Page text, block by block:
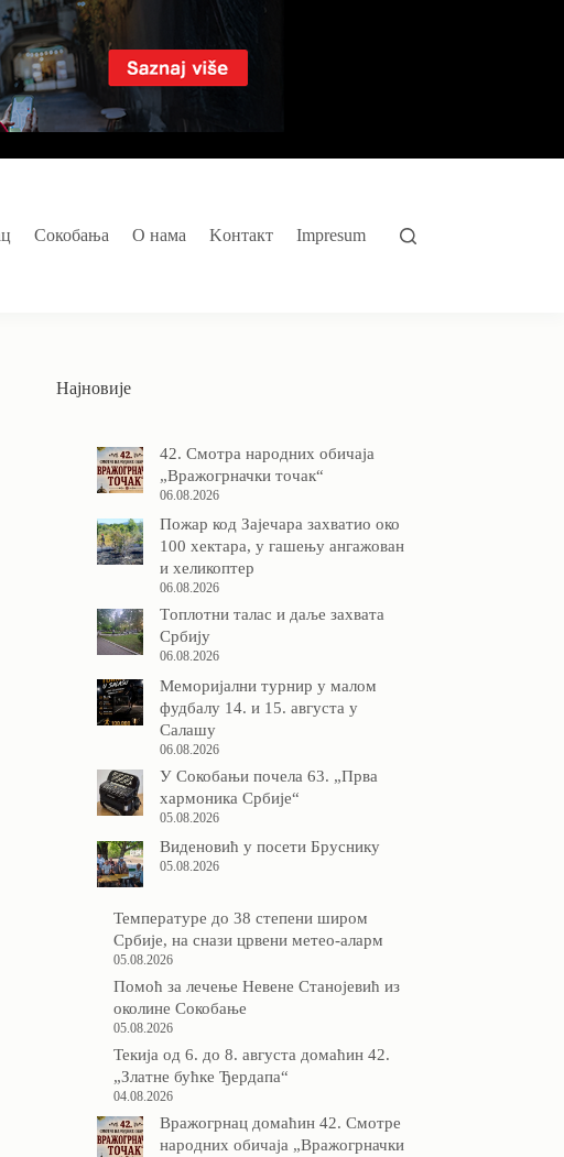
Сокобања O нама Kонтакт Impresum
Најновије
42. Смотра народних обичаја
„Вражогрначки точак“
06.08.2026
Пожар код Зајечара захватио око
100 хектара, у гашењу ангажован
и хеликоптер
06.08.2026
Tоплотни талас и даље захвата
Србију
06.08.2026
Меморијални турнир у малом
фудбалу 14. и 15. августа у
Салашу
06.08.2026
У Сокобањи почела 63. „Прва
хармоника Србије“
05.08.2026
Виденовић у посети Бруснику
05.08.2026
Температуре до 38 степени широм
Србије, на снази црвени метео-аларм
05.08.2026
Помоћ за лечење Невене Станојевић из
околине Сокобање
05.08.2026
Текија од 6. до 8. августа домаћин 42.
„Златне бућке Ђердапа“
04.08.2026
Вражогрнац домаћин 42. Смотре
народних обичаја „Вражогрначки